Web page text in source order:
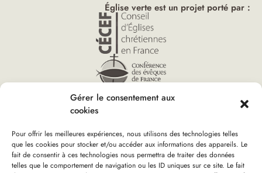
Gérer le consentement aux
cookies
Pour offrir les meilleures expériences, nous utilisons des technologies telles
que les cookies pour stocker et/ou accéder aux informations des appareils. Le
fait de consentir à ces technologies nous permettra de traiter des données
telles que le comportement de navigation ou les ID uniques sur ce site. Le fait
Église verte est un projet porté par :